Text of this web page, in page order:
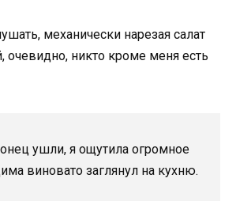
механически нарезая салат
очевидно, никто кроме меня есть
ушли, я ощутила огромное
виновато заглянул на кухню.